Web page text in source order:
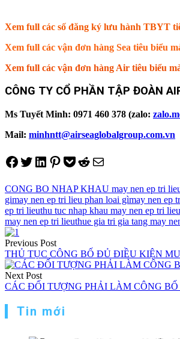
Xem full các số đăng ký lưu hành TBYT
Xem full các vận đơn hàng Sea tiêu biểu
Xem full các vận đơn hàng Air tiêu biểu
CÔNG TY CỔ PHẦN TẬP ĐOÀN
Ms Tuyết Minh: 0971 460 378 (zalo:
Mail: minhntt@airseaglobalgroup.com.vn
Share on Facebook
Tweet on Twitter
Share on LinkedIn
Pin on Pinterest
Save to pocket
Share on Reddit
Share via Email
CONG BO NHAP KHAU may nen ep tri
gimay nen ep tri lieu phan loai gìmay nen ep
ep tri lieuthu tuc nhap khau may nen ep tri lieu
may nen ep tri lieuthue gia tri gia tang may
Điều
hướng
bài
viết
Previous Post
THỦ TỤC CÔNG BỐ ĐỦ ĐIỀU KIỆN
Next Post
CÁC ĐỐI TƯỢNG PHẢI LÀM CÔNG
Tin mới